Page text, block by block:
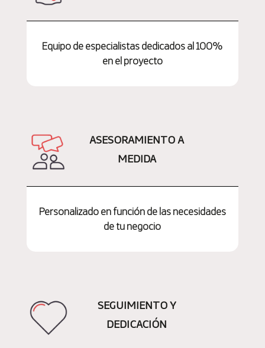
Equipo de especialistas dedicados al 100%
en el proyecto
ASESORAMIENTO A
MEDIDA
Personalizado en función de las necesidades
de tu negocio
SEGUIMIENTO Y
DEDICACIÓN